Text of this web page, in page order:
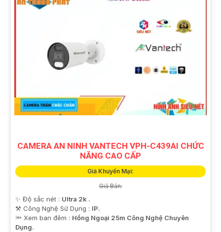
CAMERA AN NINH VANTECH VPH-C439AI CHỨC
NĂNG CAO CẤP
Giá Khuyến Mại:
Giá Bán:
✨ Độ sắc nét : Ultra 2k .
⚒ Công Nghệ Sử Dụng : IP.
🔦 Xem ban đêm : Hồng Ngoại 25m Công Nghệ Chuyên
Dụng.